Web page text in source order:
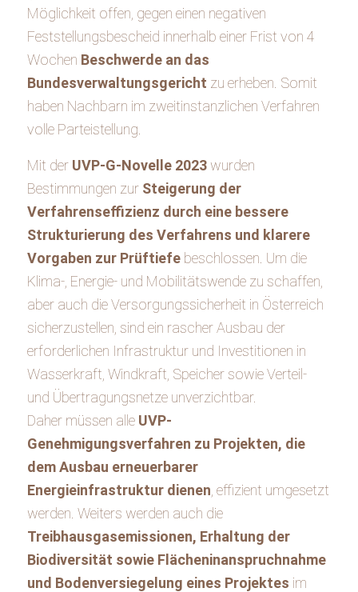
Möglichkeit offen, gegen einen negativen
Feststellungsbescheid innerhalb einer Frist von 4
Wochen Beschwerde an das
Bundesverwaltungsgericht zu erheben. Somit
haben Nachbarn im zweitinstanzlichen Verfahren
volle Parteistellung.
Mit der UVP-G-Novelle 2023 wurden
Bestimmungen zur Steigerung der
Verfahrenseffizienz durch eine bessere
Strukturierung des Verfahrens und klarere
Vorgaben zur Prüftiefe beschlossen. Um die
Klima-, Energie- und Mobilitätswende zu schaffen,
aber auch die Versorgungssicherheit in Österreich
sicherzustellen, sind ein rascher Ausbau der
erforderlichen Infrastruktur und Investitionen in
Wasserkraft, Windkraft, Speicher sowie Verteil-
und Übertragungsnetze unverzichtbar.
Daher müssen alle UVP-
Genehmigungsverfahren zu Projekten, die
dem Ausbau erneuerbarer
Energieinfrastruktur dienen , effizient umgesetzt
werden. Weiters werden auch die
Treibhausgasemissionen, Erhaltung der
Biodiversität sowie Flächeninanspruchnahme
und Bodenversiegelung eines Projektes im